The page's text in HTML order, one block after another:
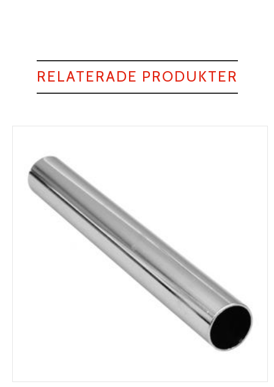
RELATERADE PRODUKTER